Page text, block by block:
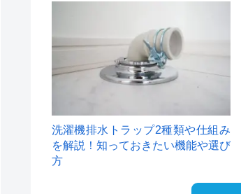
洗濯機排水トラップ2種類や仕組み
を解説！知っておきたい機能や選び
方